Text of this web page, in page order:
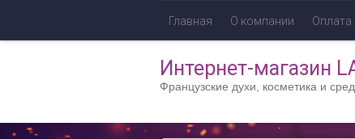
Главная О компании Оплата
Интернет-магазин
Французские духи, косметика и